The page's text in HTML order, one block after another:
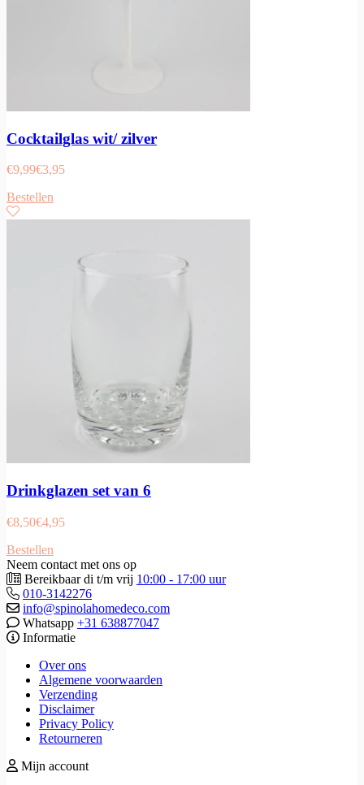
Cocktailglas wit/ zilver
€9,99€3,95
Bestellen
Drinkglazen set van 6
€8,50€4,95
Bestellen
Neem contact met ons op
Bereikbaar di t/m vrij 10:00 - 17:00 uur
010-3142276
info@spinolahomedeco.com
Whatsapp +31 638877047
Informatie
Over ons
Algemene voorwaarden
Verzending
Disclaimer
Privacy Policy
Retourneren
Mijn account